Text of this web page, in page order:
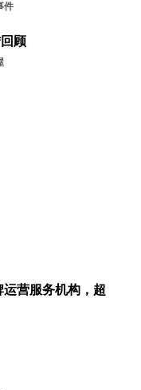
件
顾
营服务机构，超